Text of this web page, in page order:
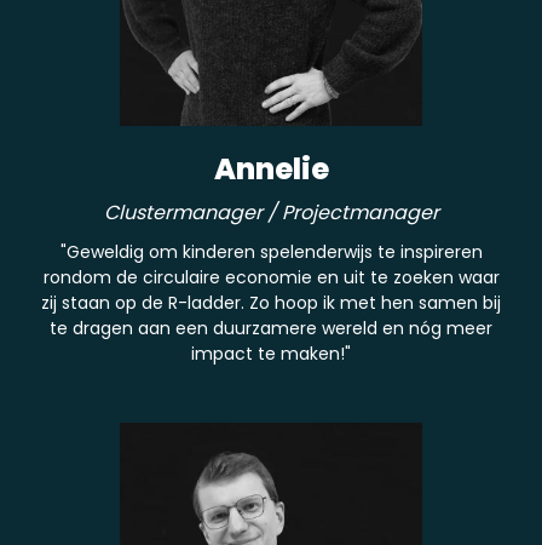
Annelie
Clustermanager / Projectmanager
"Geweldig om kinderen spelenderwijs te inspireren
rondom de circulaire economie en uit te zoeken waar
zij staan op de R-ladder. Zo hoop ik met hen samen bij
te dragen aan een duurzamere wereld en nóg meer
impact te maken!"